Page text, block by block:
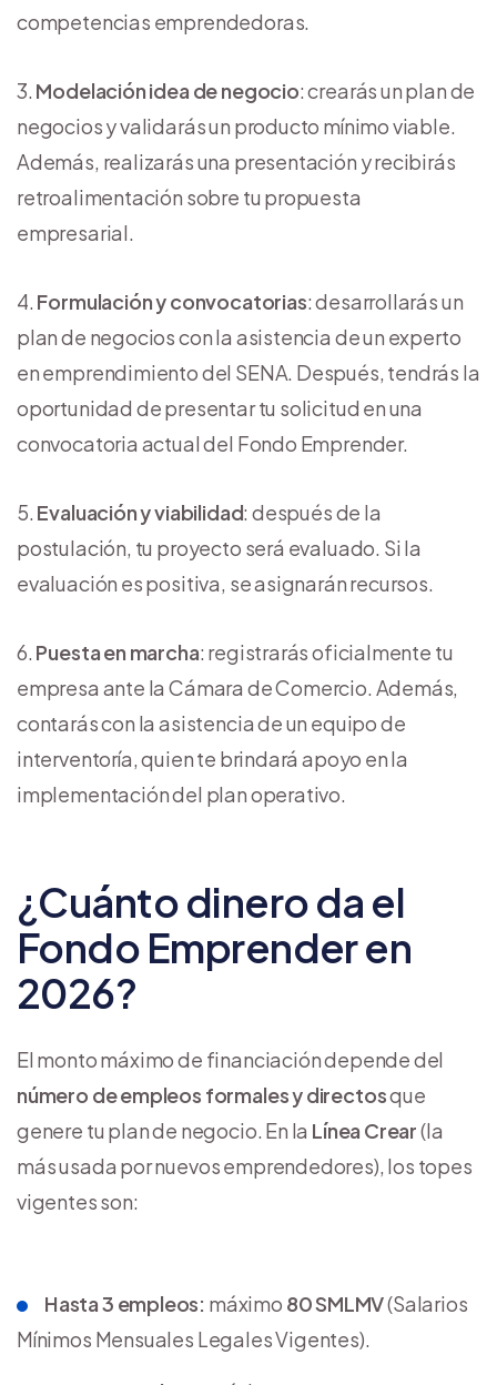
competencias emprendedoras.
Modelación idea de negocio: crearás un plan de
negocios y validarás un producto mínimo viable.
Además, realizarás una presentación y recibirás
retroalimentación sobre tu propuesta
empresarial.
Formulación y convocatorias: desarrollarás un
plan de negocios con la asistencia de un experto
en emprendimiento del SENA. Después, tendrás la
oportunidad de presentar tu solicitud en una
convocatoria actual del Fondo Emprender.
Evaluación y viabilidad: después de la
postulación, tu proyecto será evaluado. Si la
evaluación es positiva, se asignarán recursos.
Puesta en marcha: registrarás oficialmente tu
empresa ante la Cámara de Comercio. Además,
contarás con la asistencia de un equipo de
interventoría, quien te brindará apoyo en la
implementación del plan operativo.
¿Cuánto dinero da el
Fondo Emprender en
2026?
El monto máximo de financiación depende del
número de empleos formales y directosque
genere tu plan de negocio. En la Línea Crear(la
más usada por nuevos emprendedores), los topes
vigentes son:
Hasta 3 empleos: máximo 80 SMLMV(Salarios
Mínimos Mensuales Legales Vigentes).